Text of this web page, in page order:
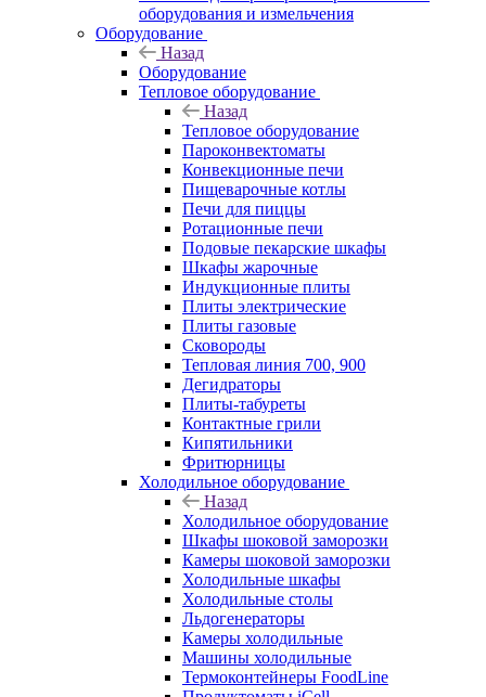
оборудования и измельчения
Оборудование
Назад
Оборудование
Тепловое оборудование
Назад
Тепловое оборудование
Пароконвектоматы
Конвекционные печи
Пищеварочные котлы
Печи для пиццы
Ротационные печи
Подовые пекарские шкафы
Шкафы жарочные
Индукционные плиты
Плиты электрические
Плиты газовые
Сковороды
Тепловая линия 700, 900
Дегидраторы
Плиты-табуреты
Контактные грили
Кипятильники
Фритюрницы
Холодильное оборудование
Назад
Холодильное оборудование
Шкафы шоковой заморозки
Камеры шоковой заморозки
Холодильные шкафы
Холодильные столы
Льдогенераторы
Камеры холодильные
Машины холодильные
Термоконтейнеры FoodLine